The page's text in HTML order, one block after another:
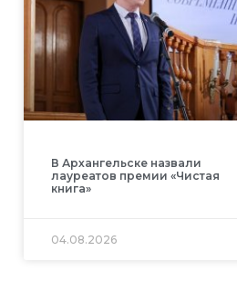
В Архангельске назвали
лауреатов премии «Чистая
книга»
04.08.2026